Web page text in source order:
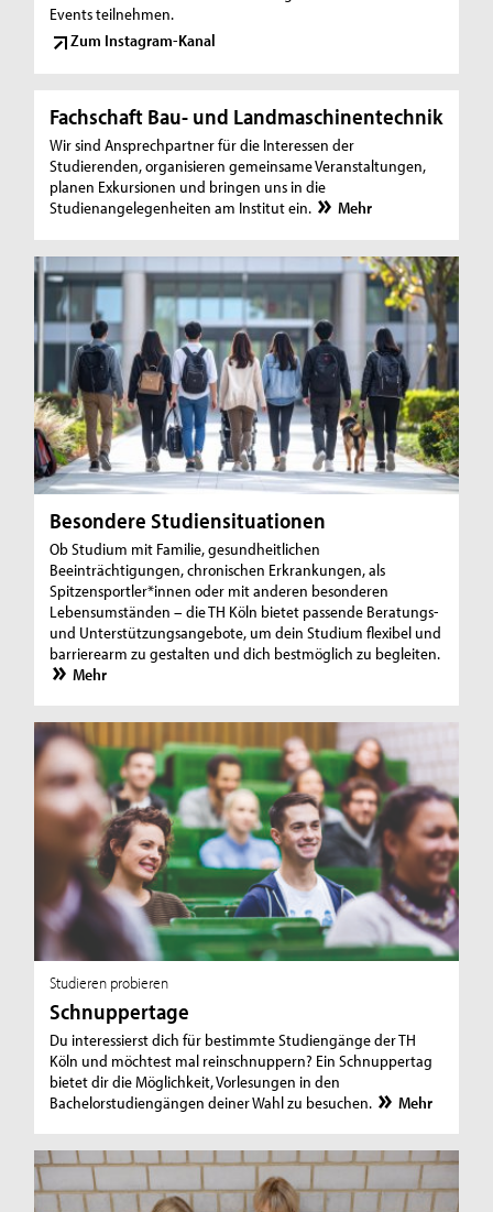
Events teilnehmen.
Zum Instagram-Kanal
Fachschaft Bau- und Landmaschinentechnik
Wir sind Ansprechpartner für die Interessen der
Studierenden, organisieren gemeinsame Veranstaltungen,
planen Exkursionen und bringen uns in die
Studienangelegenheiten am Institut ein.
Mehr
Besondere Studiensituationen
Ob Studium mit Familie, gesundheitlichen
Beeinträchtigungen, chronischen Erkrankungen, als
Spitzensportler*innen oder mit anderen besonderen
Lebensumständen – die TH Köln bietet passende Beratungs-
und Unterstützungsangebote, um dein Studium flexibel und
barrierearm zu gestalten und dich bestmöglich zu begleiten.
Mehr
Studieren probieren
Schnuppertage
Du interessierst dich für bestimmte Studiengänge der TH
Köln und möchtest mal reinschnuppern? Ein Schnuppertag
bietet dir die Möglichkeit, Vorlesungen in den
Bachelorstudiengängen deiner Wahl zu besuchen.
Mehr